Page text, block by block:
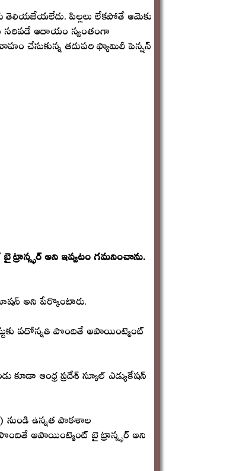
పిల్లలు లేకపోతే ఆమెకు
సరిపడే ఆదాయం స్వంతంగా
చేసుకున్న తదుపరి ఫ్యామిలీ పెన్షన్
ట్రాన్స్ఫర్ అని ఇవ్వటం గమనించాను.
అని పేర్కొంటారు.
పదోన్నతి పొందితే అపాయింట్మెంట్
కూడా ఆంధ్ర ప్రదేశ్ స్కూల్ ఎడ్యుకేషన్
నుండి ఉన్నత పాఠశాల
అపాయింట్మెంట్ బై ట్రాన్స్ఫర్ అని